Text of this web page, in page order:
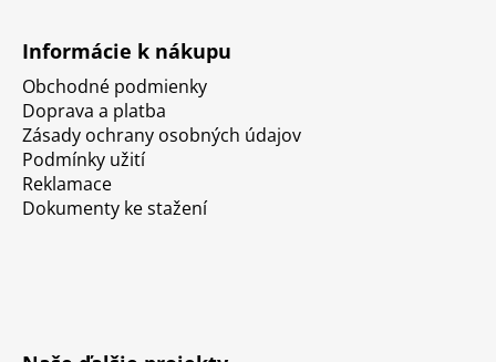
Informácie k nákupu
Obchodné podmienky
Doprava a platba
Zásady ochrany osobných údajov
Podmínky užití
Reklamace
Dokumenty ke stažení